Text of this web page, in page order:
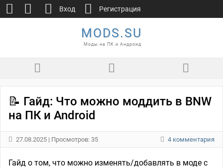
MODS.SU
Моды на ПК и Андроид
📝 Гайд: Что можно моддить в BNW
на ПК и Android
27.08.2025 | Просмотров: 35 4 комментария
Гайд о том, что можно изменять/добавлять в моде с
Вход Регистрация